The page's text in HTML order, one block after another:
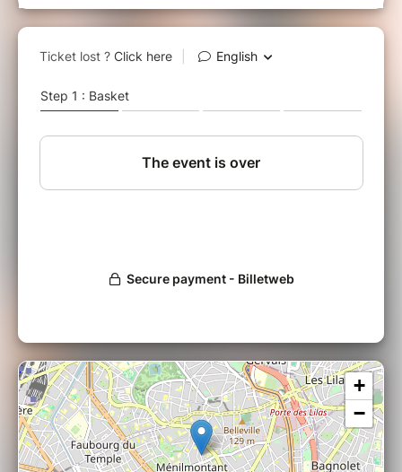
En 2018, Roberto a imaginé un trio
d'improvisation et d'expérimentation avec le
percussionniste Michele Rabbia et le
contrebassiste Nicolas Crosse, membre
enregistrent régulièrement leurs sessions
matériaux sonores et stimuler leur processus
L'idée a alors émergé de développer ces
intuitions dans un projet orchestral plus large,
trompettes, un cor, flûte et clarinette,
improvisé et à participer concrètement à
l'élaboration de la pièce.
Proposant des architectures qui se précisent
au fil des rencontres, Roberto Negro cherche
ici à plonger l'auditeur dans une musique
organique et dynamique, basée sur des
+
−